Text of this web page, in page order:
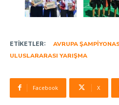
ETIKETLER:
AVRUPA
ULUSLARARASI YARIŞMA
Facebook X